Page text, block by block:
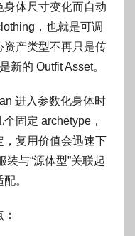
体尺寸变化而自动
，也就是可调
资产类型不再只是传
新的 Outfit Asset。
进入参数化身体时
固定 archetype，
，复用价值会迅速下
装与“源体型”关联起
。